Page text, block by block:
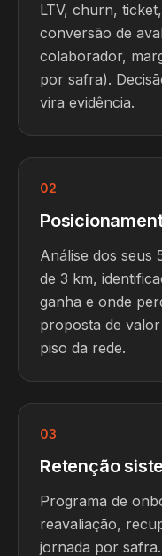
LTV, churn,
conversão de
colaborador,
por safra).
vira evidência.
02
Análise dos seus
de 3 km,
ganha e onde
proposta de
piso da rede.
03
Retenção
Programa de
reavaliação,
jornada por